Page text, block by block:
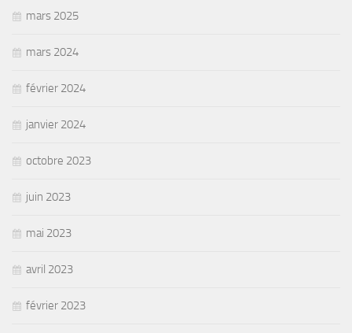
mars 2025
mars 2024
février 2024
janvier 2024
octobre 2023
juin 2023
mai 2023
avril 2023
février 2023